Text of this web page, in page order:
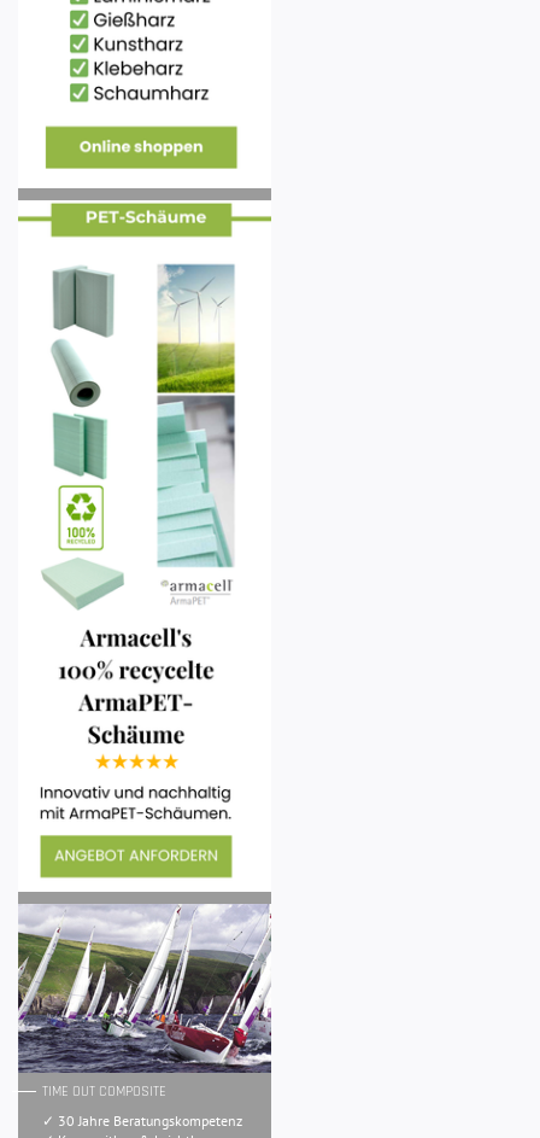
TIME OUT COMPOSITE
✓ 30 Jahre Beratungskompetenz